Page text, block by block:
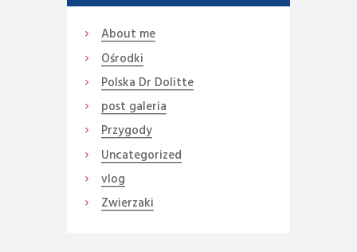
About me
Ośrodki
Polska Dr Dolitte
post galeria
Przygody
Uncategorized
vlog
Zwierzaki